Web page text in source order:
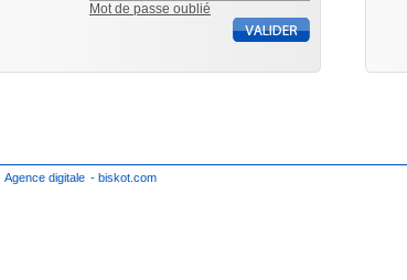
Mot de passe oublié
Agence digitale - biskot.com